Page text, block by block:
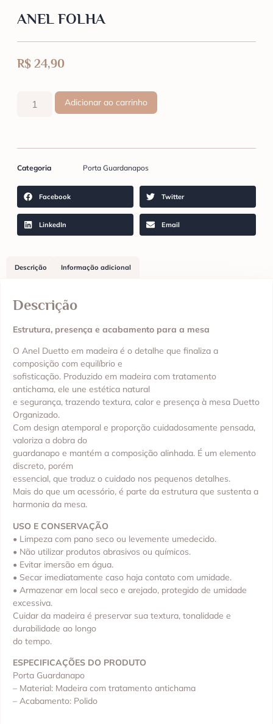
ANEL FOLHA
R$ 24,90
Adicionar ao carrinho
Categoria Porta Guardanapos
Facebook Twitter
LinkedIn Email
Descrição Informação adicional
Descrição
Estrutura, presença e acabamento para a mesa
O Anel Duetto em madeira é o detalhe que finaliza a
composição com equilíbrio e
sofisticação. Produzido em madeira com tratamento
antichama, ele une estética natural
e segurança, trazendo textura, calor e presença à mesa Duetto
Organizado.
Com design atemporal e proporção cuidadosamente pensada,
valoriza a dobra do
guardanapo e mantém a composição alinhada. É um elemento
discreto, porém
essencial, que traduz o cuidado nos pequenos detalhes.
Mais do que um acessório, é parte da estrutura que sustenta a
harmonia da mesa.
USO E CONSERVAÇÃO
• Limpeza com pano seco ou levemente umedecido.
• Não utilizar produtos abrasivos ou químicos.
• Evitar imersão em água.
• Secar imediatamente caso haja contato com umidade.
• Armazenar em local seco e arejado, protegido de umidade
excessiva.
Cuidar da madeira é preservar sua textura, tonalidade e
durabilidade ao longo
do tempo.
ESPECIFICAÇÕES DO PRODUTO
Porta Guardanapo
– Material: Madeira com tratamento antichama
– Acabamento: Polido